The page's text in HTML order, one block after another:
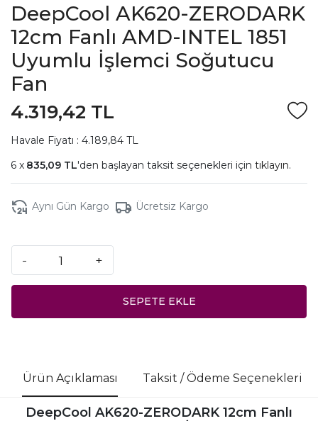
DeepCool AK620-ZERODARK
12cm Fanlı AMD-INTEL 1851
Uyumlu İşlemci Soğutucu
Fan
4.319,42 TL
Havale Fiyatı : 4.189,84 TL
835,09 TL'den başlayan taksit seçenekleri için tıklayın.
Aynı Gün Kargo Ücretsiz Kargo
- +
SEPETE EKLE
Ürün Açıklaması Taksit / Ödeme Seçenekleri
DeepCool AK620-ZERODARK 12cm Fanlı